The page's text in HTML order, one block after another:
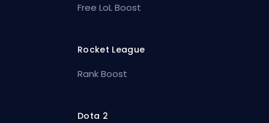
Free LoL Boost
Rocket League
Rank Boost
Dota 2